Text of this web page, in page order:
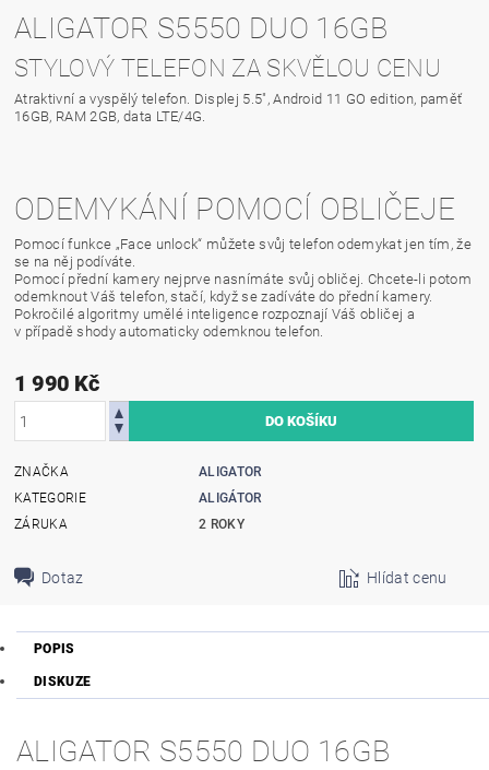
ALIGATOR S5550 DUO 16GB
STYLOVÝ TELEFON ZA SKVĚLOU CENU
Atraktivní a vyspělý telefon. Displej 5.5", Android 11 GO edition, paměť
16GB, RAM 2GB, data LTE/4G.
ODEMYKÁNÍ POMOCÍ OBLIČEJE
Pomocí funkce „Face unlock“ můžete svůj telefon odemykat jen tím, že
se na něj podíváte.
Pomocí přední kamery nejprve nasnímáte svůj obličej. Chcete-li potom
odemknout Váš telefon, stačí, když se zadíváte do přední kamery.
Pokročilé algoritmy umělé inteligence rozpoznají Váš obličej a
v případě shody automaticky odemknou telefon.
1 990 Kč
ZNAČKA
ALIGATOR
KATEGORIE
ALIGÁTOR
ZÁRUKA
2 ROKY
Dotaz Hlídat cenu
POPIS
DISKUZE
ALIGATOR S5550 DUO 16GB